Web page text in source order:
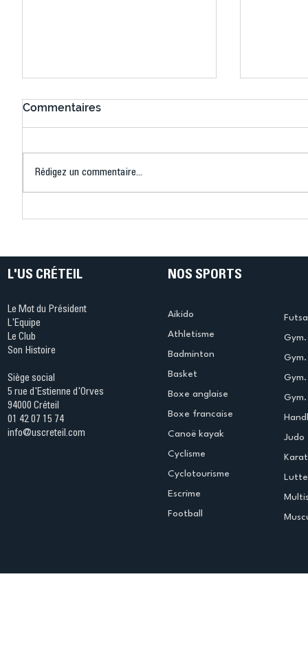
objectif, c'est Los Angeles
sont
Commentaires
Rédigez un commentaire...
L'US CRÉTEIL
Le Mot du Président
L'Equipe
Le Club
Son Histoire
Siège social
5 rue d'Estienne d'Orves
94000 Créteil
01 42 07 15 74
info@uscreteil.com
NOS SPORTS
Aikido
Athletisme
Badminton
Basket
Boxe anglaise
Boxe francaise
Canoë kayak
Cyclisme
Cyclotourisme
Escrime
Football
Judo
Lutte